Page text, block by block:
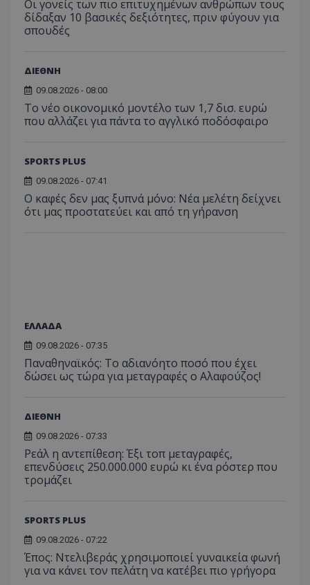
Οι γονείς των πιο επιτυχημένων ανθρώπων τους
δίδαξαν 10 βασικές δεξιότητες, πριν φύγουν για
σπουδές
ΔΙΕΘΝΗ
09.08.2026 - 08:00
Το νέο οικονομικό μοντέλο των 1,7 δισ. ευρώ
που αλλάζει για πάντα το αγγλικό ποδόσφαιρο
SPORTS PLUS
09.08.2026 - 07:41
Ο καφές δεν μας ξυπνά μόνο: Νέα μελέτη δείχνει
ότι μας προστατεύει και από τη γήρανση
ΕΛΛΑΔΑ
09.08.2026 - 07:35
Παναθηναϊκός: Το αδιανόητο ποσό που έχει
δώσει ως τώρα για μεταγραφές ο Αλαφούζος!
ΔΙΕΘΝΗ
09.08.2026 - 07:33
Ρεάλ η αντεπίθεση: Έξι τοπ μεταγραφές,
επενδύσεις 250.000.000 ευρώ κι ένα ρόστερ που
τρομάζει
SPORTS PLUS
09.08.2026 - 07:22
Έπος: Ντελιβεράς χρησιμοποιεί γυναικεία φωνή
για να κάνει τον πελάτη να κατέβει πιο γρήγορα